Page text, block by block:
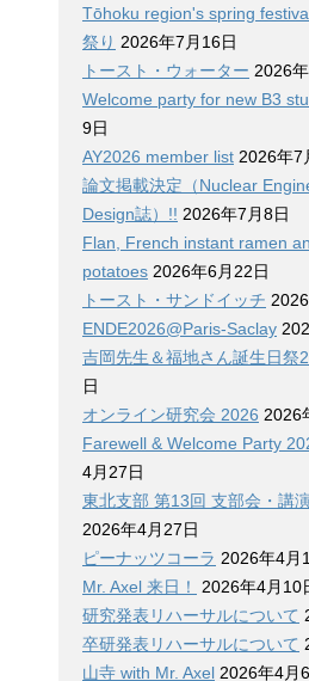
Tōhoku region's spring
祭り 2026年7月16日
トースト・ウォーター 2026
Welcome party for new B3
9日
AY2026 member list 2026年7
論文掲載決定（Nuclear
Design誌）!! 2026年7月8日
Flan, French instant ramen
potatoes 2026年6月22日
トースト・サンドイッチ
ENDE2026@Paris-Saclay
吉岡先生＆福地さん誕生日祭
日
オンライン研究会 2026 2026
Farewell & Welcome Party
4月27日
東北支部 第13回 支部会・講
2026年4月27日
ピーナッツコーラ 2026年4月
Mr. Axel 来日！
2026年4月10
研究発表リハーサルについて
卒研発表リハーサルについて
山寺 with Mr. Axel 2026年4月